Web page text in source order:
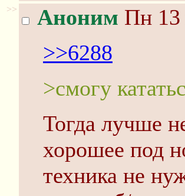
>> Аноним Пн 13
>>6288
>смогу
Тогда лучше
хорошее под
техника не